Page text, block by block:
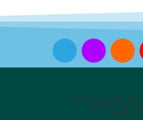
پایان نامه و رساله ها
آموزش کشور
آموزان